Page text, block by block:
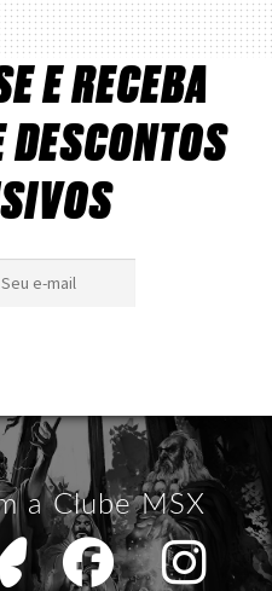
E RECEBA
DESCONTOS
a Clube MSX